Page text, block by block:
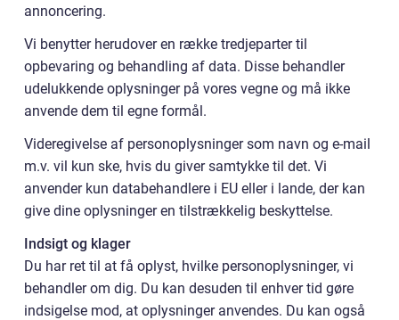
annoncering.
Vi benytter herudover en række tredjeparter til
opbevaring og behandling af data. Disse behandler
udelukkende oplysninger på vores vegne og må ikke
anvende dem til egne formål.
Videregivelse af personoplysninger som navn og e-mail
m.v. vil kun ske, hvis du giver samtykke til det. Vi
anvender kun databehandlere i EU eller i lande, der kan
give dine oplysninger en tilstrækkelig beskyttelse.
Indsigt og klager
Du har ret til at få oplyst, hvilke personoplysninger, vi
behandler om dig. Du kan desuden til enhver tid gøre
indsigelse mod, at oplysninger anvendes. Du kan også